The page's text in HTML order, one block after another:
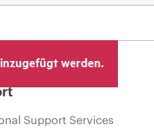
werden.
Support Services